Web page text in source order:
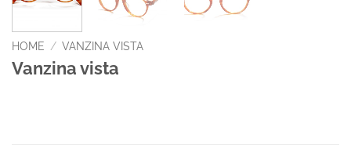
HOME / VANZINA VISTA
Vanzina vista